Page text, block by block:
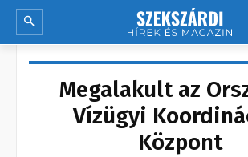
Megalakult az
Vízügyi
Központ